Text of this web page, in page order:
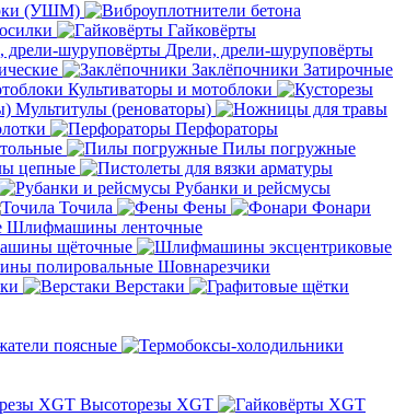
(УШМ)
Гайковёрты
Дрели, дрели-шуруповёрты
Заклёпочники Затирочные
Культиваторы и мотоблоки
Мультитулы (реноваторы)
Перфораторы
Пилы погружные
цепные
Рубанки и рейсмусы
Точила Фены
Фонари
Шлифмашины ленточные
щёточные
полировальные Шовнарезчики
Верстаки
поясные
Высоторезы XGT